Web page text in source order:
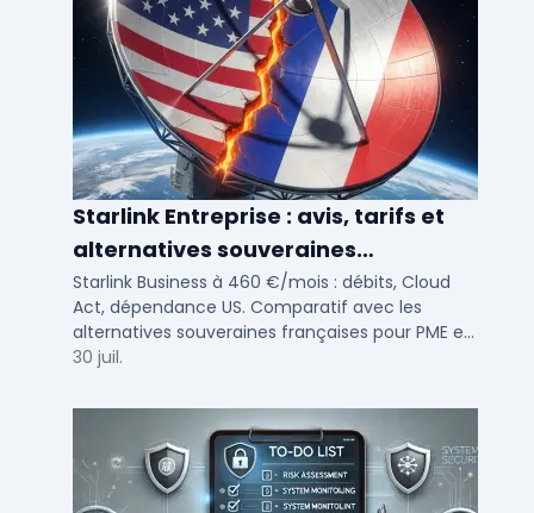
Starlink Entreprise : avis, tarifs et
alternatives souveraines
françaises 2026
Starlink Business à 460 €/mois : débits, Cloud
Act, dépendance US. Comparatif avec les
alternatives souveraines françaises pour PME et
ETI multi-sites. Avis terrain et critères de choix
30 juil.